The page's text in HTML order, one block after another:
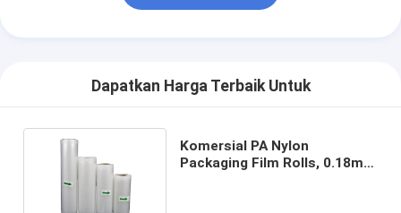
Dapatkan Harga Terbaik Untuk
Komersial PA Nylon
Packaging Film Rolls, 0.18mm